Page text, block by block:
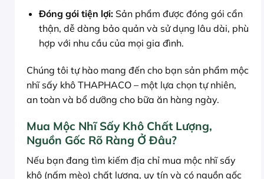
Đóng gói tiện lợi:Sản phẩm được đóng gói cẩn
thận, dễ dàng bảo quản và sử dụng lâu dài, phù
hợp với nhu cầu của mọi gia đình.
Chúng tôi tự hào mang đến cho bạn sản phẩm mộc
nhĩ sấy khô THAPHACO – một lựa chọn tự nhiên,
an toàn và bổ dưỡng cho bữa ăn hàng ngày.
Mua Mộc Nhĩ Sấy Khô Chất Lượng,
Nguồn Gốc Rõ Ràng Ở Đâu?
Nếu bạn đang tìm kiếm địa chỉ mua mộc nhĩ sấy
khô (nấm mèo) chất lượng, uy tín và có nguồn gốc